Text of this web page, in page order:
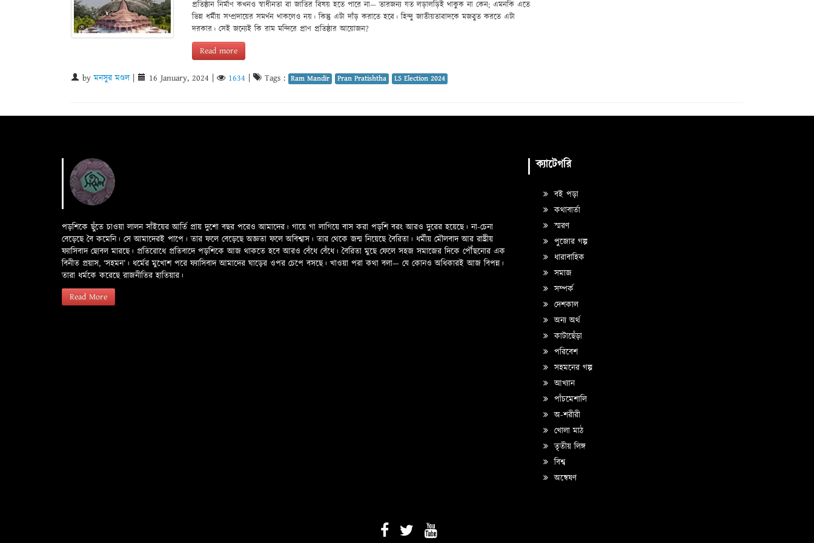
প্রতিষ্ঠান নির্মাণ কখনও স্বাধীনতা বা জাতির বিষয় হতে পারে না— তারজন্য যত লড়ালড়িই থাকুক না কেন; এমনকি এতে
ভিন্ন ধর্মীয় সম্প্রদায়ের সমর্থন থাকলেও নয়। কিন্তু এটা দাঁড় করাতে হবে। হিন্দু জাতীয়তাবাদকে মজবুত করতে এটা
দরকার। সেই জন্যেই কি রাম মন্দিরে প্রাণ প্রতিষ্ঠার আয়োজন?
Read more
byমনসুর মণ্ডল| 16 January, 2024 1634 Tags : Ram Mandir Pran Pratishtha LS Election 2024
পড়শিকে ছুঁতে চাওয়া লালন সাঁইয়ের আর্তি প্রায় দুশো বছর পরেও আমাদের। গায়ে গা লাগিয়ে বাস করা পড়শি বরং আরও দুরের হয়েছে। না-চেনা
বেড়েছে বৈ কমেনি। সে আমাদেরই পাপে। তার ফলে বেড়েছে অজ্ঞতা ফলে অবিশ্বাস। তার থেকে জন্ম নিয়েছে বৈরিতা। ধর্মীয় মৌলবাদ আর রাষ্ট্রীয়
ফ্যাসিবাদ ছোবল মারছে। প্রতিরোধে প্রতিবাদে পড়শিকে আজ থাকতে হবে আরও বেঁধে বেঁধে। বৈরিতা মুছে ফেলে সহজ সমাজের দিকে পৌঁছনোর এক
বিনীত প্রয়াস, ‘সহমন’। ধর্মের মুখোশ পরে ফ্যাসিবাদ আমাদের ঘাড়ের ওপর চেপে বসছে। খাওয়া পরা কথা বলা—­­ যে কোনও অধিকারই আজ বিপন্ন।
তারা ধর্মকে করেছে রাজনীতির হাতিয়ার।
Read More
ক্যাটেগরি
বই পড়া
কথাবার্তা
স্মরণ
পুজোর গল্প
ধারাবাহিক
সমাজ
সম্পর্ক
দেশকাল
অন্য অর্থ
কাটাছেঁড়া
পরিবেশ
সহমনের গল্প
আখ্যান
পাঁচমেশালি
অ-শরীরী
খোলা মাঠ
তৃতীয় লিঙ্গ
বিশ্ব
অন্বেষণ